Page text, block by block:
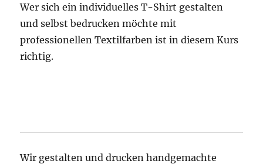
Wer sich ein individuelles T-Shirt gestalten
und selbst bedrucken möchte mit
professionellen Textilfarben ist in diesem Kurs
richtig.
Wir gestalten und drucken handgemachte